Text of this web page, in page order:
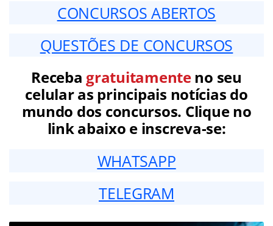
CONCURSOS ABERTOS
QUESTÕES DE CONCURSOS
Receba gratuitamenteno seu
celular as principais notícias do
mundo dos concursos. Clique no
link abaixo e inscreva-se:
WHATSAPP
TELEGRAM